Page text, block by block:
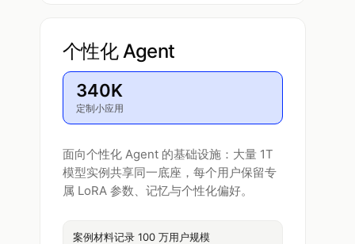
个性化 Agent
340K
定制小应用
面向个性化 Agent 的基础设施：大量 1T
模型实例共享同一底座，每个用户保留专
属 LoRA 参数、记忆与个性化偏好。
案例材料记录 100 万用户规模